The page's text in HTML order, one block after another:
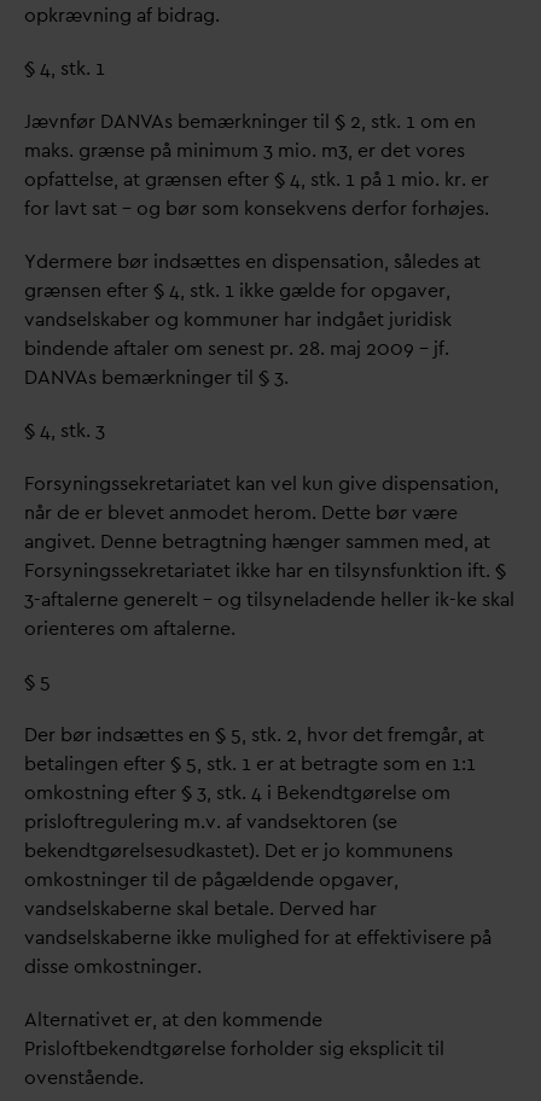
opkrævning af bidrag.
§ 4, stk. 1
Jævnfør DANVAs bemærkninger til § 2, stk. 1 om en
maks. grænse på minimum 3 mio. m3, er det vores
opfattelse, at grænsen efter § 4, stk. 1 på 1 mio. kr. er
for lavt sat – og bør som konsekvens derfor forhøjes.
Ydermere bør indsættes en dispensation, således at
grænsen efter § 4, stk. 1 ikke gælde for opgaver,
vandselskaber og kommuner har indgået juridisk
bindende aftaler om senest pr. 28. maj 2009 – jf.
DANVAs bemærkninger til § 3.
§ 4, stk. 3
Forsyningssekretariatet kan vel kun give dispensation,
når de er blevet anmodet herom. Dette bør være
angivet. Denne betragtning hænger sammen med, at
Forsyningssekretariatet ikke har en tilsynsfunktion ift. §
3-aftalerne generelt – og tilsyneladende heller ik-ke skal
orienteres om aftalerne.
§ 5
Der bør indsættes en § 5, stk. 2, hvor det fremgår, at
betalingen efter § 5, stk. 1 er at betragte som en 1:1
omkostning efter § 3, stk. 4 i Bekendtgørelse om
prisloftregulering m.v. af vandsektoren (se
bekendtgørelsesudkastet). Det er jo kommunens
omkostninger til de pågældende opgaver,
vandselskaberne skal betale. Derved har
vandselskaberne ikke mulighed for at effektivisere på
disse omkostninger.
Alternativet er, at den kommende
Prisloftbekendtgørelse forholder sig eksplicit til
ovenstående.